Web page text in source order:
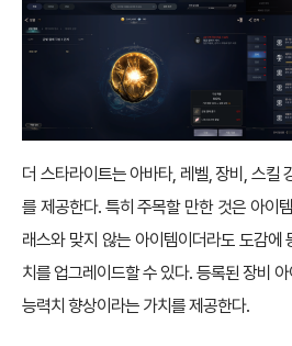
더 스타라이트는 아바타, 레벨, 장비, 스킬
를 제공한다. 특히 주목할 만한 것은 아이
래스와 맞지 않는 아이템이더라도 도감에
치를 업그레이드할 수 있다. 등록된 장비
능력치 향상이라는 가치를 제공한다.